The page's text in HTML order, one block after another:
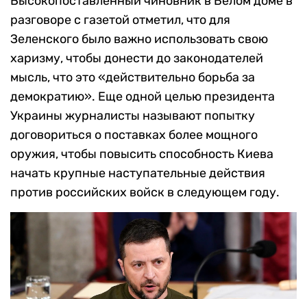
разговоре с газетой отметил, что для
Зеленского было важно использовать свою
харизму, чтобы донести до законодателей
мысль, что это «действительно борьба за
демократию». Еще одной целью президента
Украины журналисты называют попытку
договориться о поставках более мощного
оружия, чтобы повысить способность Киева
начать крупные наступательные действия
против российских войск в следующем году.